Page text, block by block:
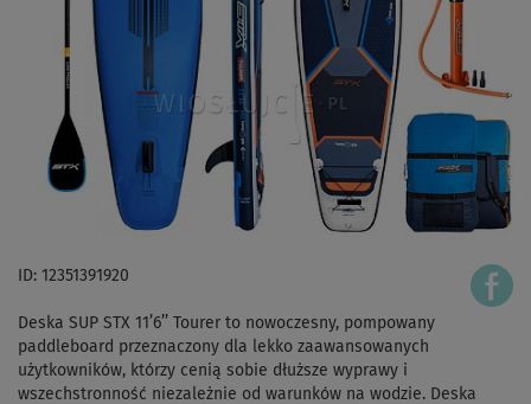
ID: 12351391920
Deska SUP STX 11’6’’ Tourer to nowoczesny, pompowany
paddleboard przeznaczony dla lekko zaawansowanych
użytkowników, którzy cenią sobie dłuższe wyprawy i
wszechstronność niezależnie od warunków na wodzie. Deska